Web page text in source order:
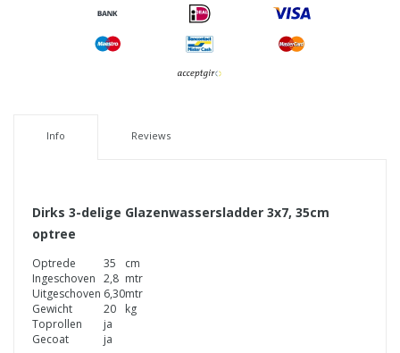
Info Reviews
Dirks 3-delige Glazenwassersladder 3x7, 35cm
optree
Optrede 35
cm
Ingeschoven 2,8 mtr
Uitgeschoven 6,30mtr
Gewicht
20
kg
Toprollen
ja
Gecoat
ja